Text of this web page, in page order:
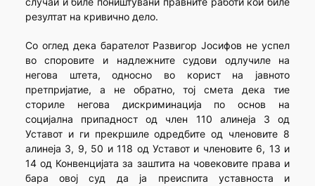
резултат на кривично дело.
Со оглед дека барателот Развигор Јосифов не успел
во споровите и надлежните судови одлучиле на
негова штета, односно во корист на јавното
претпријатие, а не обратно, тој смета дека тие
сториле негова дискриминација по основ на
социјална припадност од член 110 алинеја 3 од
Уставот и ги прекршиле одредбите од членовите 8
алинеја 3, 9, 50 и 118 од Уставот и членовите 6, 13 и
14 од Конвенцијата за заштита на човековите права и
бара овој суд да ја преиспита уставноста и